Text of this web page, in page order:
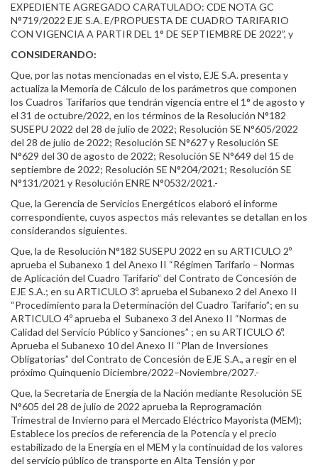
EXPEDIENTE AGREGADO CARATULADO: CDE NOTA GC
N°719/2022 EJE S.A. E/PROPUESTA DE CUADRO TARIFARIO
CON VIGENCIA A PARTIR DEL 1° DE SEPTIEMBRE DE 2022”, y
CONSIDERANDO:
Que, por las notas mencionadas en el visto, EJE S.A. presenta y
actualiza la Memoria de Cálculo de los parámetros que componen
los Cuadros Tarifarios que tendrán vigencia entre el 1° de agosto y
el 31 de octubre/2022, en los términos de la Resolución N°182
SUSEPU 2022 del 28 de julio de 2022; Resolución SE N°605/2022
del 28 de julio de 2022; Resolución SE N°627 y Resolución SE
N°629 del 30 de agosto de 2022; Resolución SE N°649 del 15 de
septiembre de 2022; Resolución SE N°204/2021; Resolución SE
N°131/2021 y Resolución ENRE N°0532/2021.-
Que, la Gerencia de Servicios Energéticos elaboró el informe
correspondiente, cuyos aspectos más relevantes se detallan en los
considerandos siguientes.
Que, la de Resolución N°182 SUSEPU 2022 en su ARTICULO 2º
aprueba el Subanexo 1 del Anexo II “Régimen Tarifario – Normas
de Aplicación del Cuadro Tarifario” del Contrato de Concesión de
EJE S.A.; en su ARTICULO 3º. aprueba el Subanexo 2 del Anexo II
“Procedimiento para la Determinación del Cuadro Tarifario”; en su
ARTICULO 4º aprueba el Subanexo 3 del Anexo II “Normas de
Calidad del Servicio Público y Sanciones” ; en su ARTICULO 6º.
Aprueba el Subanexo 10 del Anexo II “Plan de Inversiones
Obligatorias” del Contrato de Concesión de EJE S.A., a regir en el
próximo Quinquenio Diciembre/2022–Noviembre/2027.-
Que, la Secretaria de Energía de la Nación mediante Resolución SE
N°605 del 28 de julio de 2022 aprueba la Reprogramación
Trimestral de Invierno para el Mercado Eléctrico Mayorista (MEM);
Establece los precios de referencia de la Potencia y el precio
estabilizado de la Energía en el MEM y la continuidad de los valores
del servicio público de transporte en Alta Tensión y por